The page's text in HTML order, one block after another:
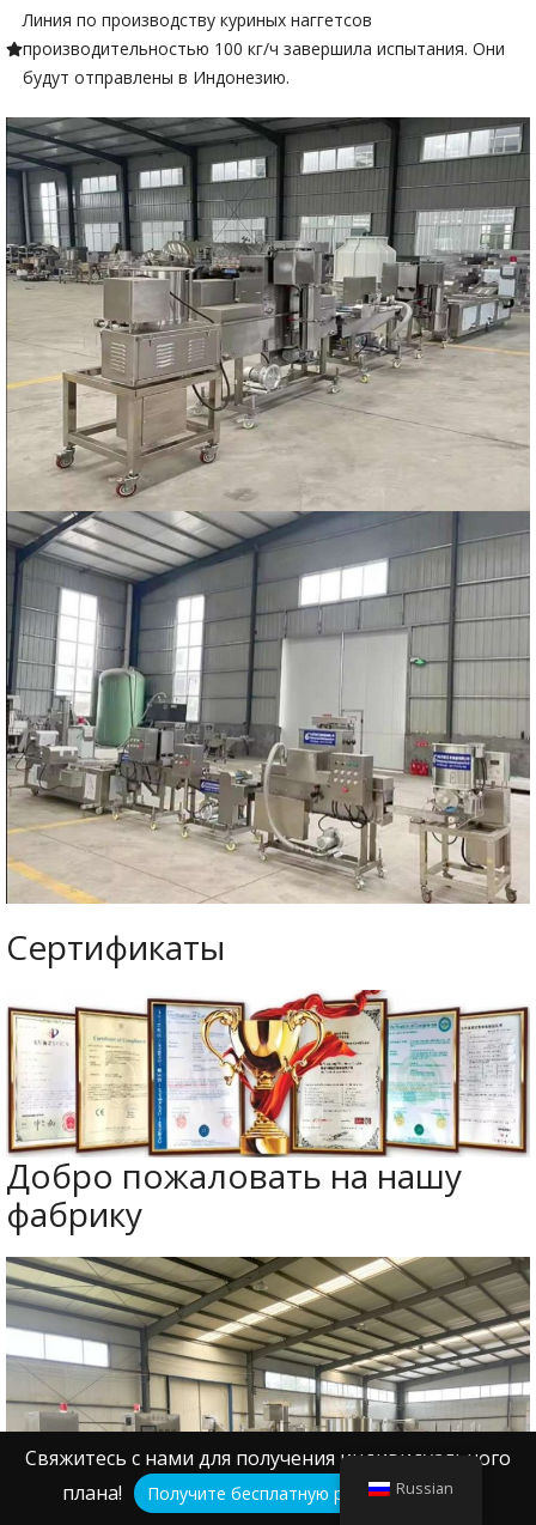
Линия по производству куриных наггетсов
производительностью 100 кг/ч завершила испытания. Они
будут отправлены в Индонезию.
Сертификаты
Добро пожаловать на нашу
фабрику
Свяжитесь с нами для получения индивидуального
плана!
Получите бесплатную расценку здесь!
Russian